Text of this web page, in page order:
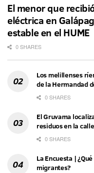
El menor que
eléctrica en
estable en el HUME
0 SHARES
Los melillenses
de la Hermandad
0 SHARES
El Gruvama
residuos en la
0 SHARES
La Encuesta |
migrantes?